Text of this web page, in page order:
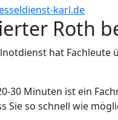
karl.de
Roth
hat
30 Minuten ist ein
Sie so schnell wie